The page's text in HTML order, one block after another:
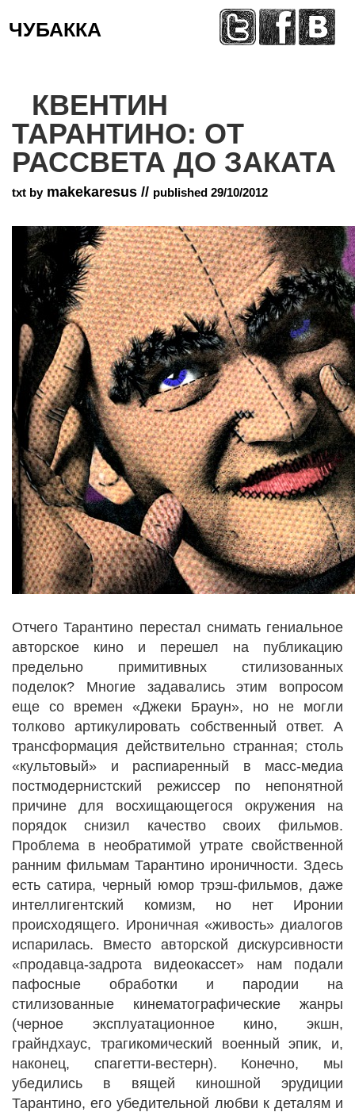
ЧУБАККА Меню
КВЕНТИН
ТАРАНТИНО: ОТ
РАССВЕТА ДО ЗАКАТА
txt bymakekaresus // published 29/10/2012
Отчего Тарантино перестал снимать гениальное
авторское кино и перешел на публикацию
предельно примитивных стилизованных
поделок? Многие задавались этим вопросом
еще со времен «Джеки Браун», но не могли
толково артикулировать собственный ответ. А
трансформация действительно странная; столь
«культовый» и распиаренный в масс-медиа
постмодернистский режиссер по непонятной
причине для восхищающегося окружения на
порядок снизил качество своих фильмов.
Проблема в необратимой утрате свойственной
ранним фильмам Тарантино ироничности. Здесь
есть сатира, черный юмор трэш-фильмов, даже
интеллигентский комизм, но нет Иронии
происходящего. Ироничная «живость» диалогов
испарилась. Вместо авторской дискурсивности
«продавца-задрота видеокассет» нам подали
пафосные обработки и пародии на
стилизованные кинематографические жанры
(черное эксплуатационное кино, экшн,
грайндхаус, трагикомический военный эпик, и,
наконец, спагетти-вестерн). Конечно, мы
убедились в вящей киношной эрудиции
Тарантино, его убедительной любви к деталям и